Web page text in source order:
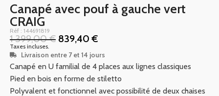
Canapé avec pouf à gauche vert
CRAIG
Réf : 144691819
1 399,00€ 839,40€
Taxes incluses.
Livraison entre 7 et 14 jours
Canapé en U familial de 4 places aux lignes classiques
Pied en bois en forme de stiletto
Polyvalent et fonctionnel avec possibilité de deux chaises